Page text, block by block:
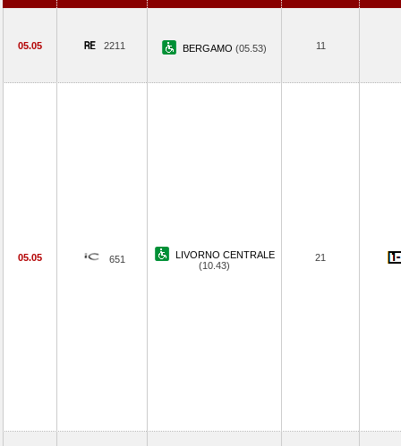
05.05 2211 BERGAMO (05.53) 11
05.05 651
LIVORNO CENTRALE
(10.43)
21